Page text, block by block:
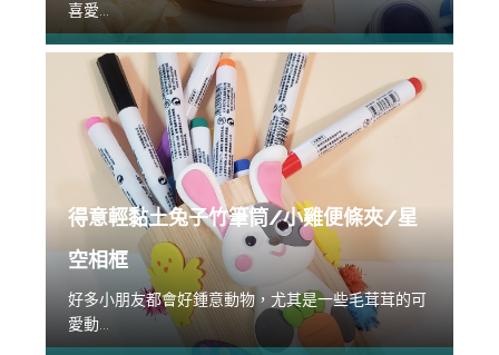
喜愛...
得意輕黏土兔子竹筆筒/小雞便條夾/星
空相框
好多小朋友都會好鍾意動物，尤其是一些毛茸茸的可
愛動...